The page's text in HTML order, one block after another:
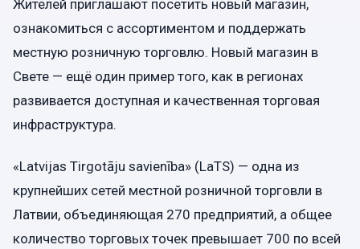
Жителей приглашают посетить новый магазин,
ознакомиться с ассортиментом и поддержать
местную розничную торговлю. Новый магазин в
Свете — ещё один пример того, как в регионах
развивается доступная и качественная торговая
инфраструктура.
«Latvijas Tirgotāju savienība» (LaTS) — одна из
крупнейших сетей местной розничной торговли в
Латвии, объединяющая 270 предприятий, а общее
количество торговых точек превышает 700 по всей